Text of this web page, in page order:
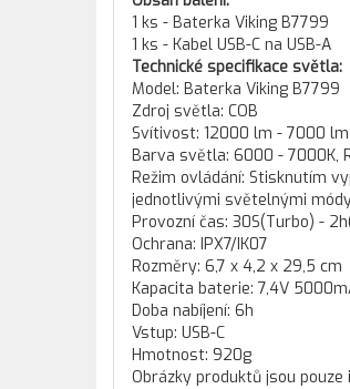
1 ks - Baterka Viking B7799
1 ks - Kabel USB-C na USB-A
Technické specifikace světla:
Model: Baterka Viking B7799
Zdroj světla: COB
Svítivost: 12000 lm - 7000
Barva světla: 6000 - 7000K,
Režim ovládání: Stisknutím
jednotlivými světelnými
Provozní čas: 30S(Turbo) -
Ochrana: IPX7/IK07
Rozměry: 6,7 x 4,2 x 29,5 cm
Kapacita baterie: 7,4V
Doba nabíjení: 6h
Vstup: USB-C
Hmotnost: 920g
Obrázky produktů jsou